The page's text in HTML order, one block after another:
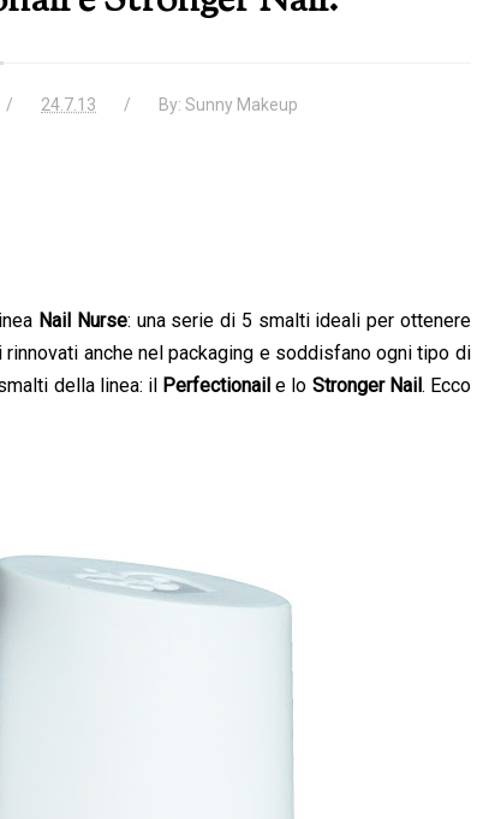
24.7.13 By:Sunny Makeup
Nail Nurse: una serie di 5 smalti ideali per ottenere
anche nel packaging e soddisfano ogni tipo di
della linea: il Perfectionail e lo Stronger Nail. Ecco